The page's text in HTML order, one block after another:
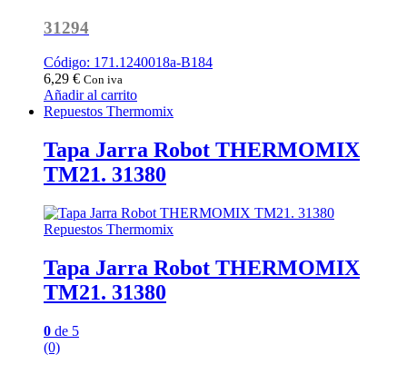
31294
Código: 171.1240018a-B184
6,29 € Con iva
Añadir al carrito
Repuestos Thermomix
Tapa Jarra Robot THERMOMIX
TM21. 31380
Repuestos Thermomix
Tapa Jarra Robot THERMOMIX
TM21. 31380
0 de 5
(0)